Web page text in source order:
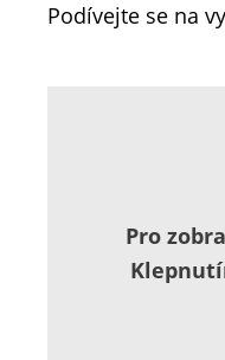
Podívejte se na
Pro